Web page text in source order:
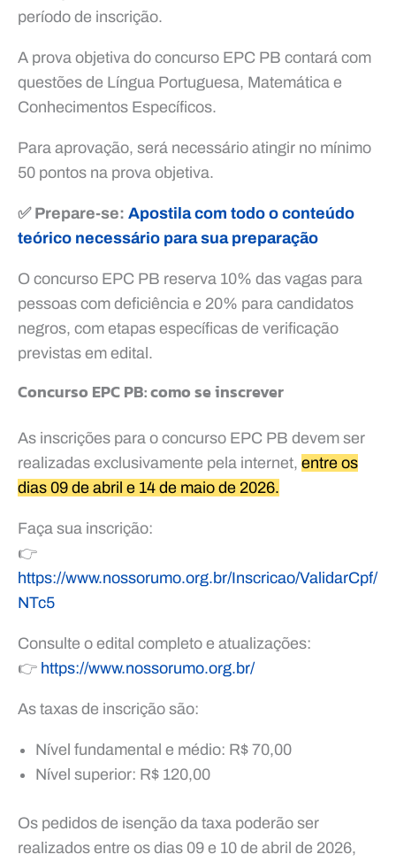
período de inscrição.
A prova objetiva do concurso EPC PB contará com
questões de Língua Portuguesa, Matemática e
Conhecimentos Específicos.
Para aprovação, será necessário atingir no mínimo
50 pontos na prova objetiva.
✅ Prepare-se: Apostila com todo o conteúdo
teórico necessário para sua preparação
O concurso EPC PB reserva 10% das vagas para
pessoas com deficiência e 20% para candidatos
negros, com etapas específicas de verificação
previstas em edital.
Concurso EPC PB: como se inscrever
As inscrições para o concurso EPC PB devem ser
realizadas exclusivamente pela internet, entre os
dias 09 de abril e 14 de maio de 2026.
Faça sua inscrição:
👉
https://www.nossorumo.org.br/Inscricao/ValidarCpf/
NTc5
Consulte o edital completo e atualizações:
👉 https://www.nossorumo.org.br/
As taxas de inscrição são:
Nível fundamental e médio: R$ 70,00
Nível superior: R$ 120,00
Os pedidos de isenção da taxa poderão ser
realizados entre os dias 09 e 10 de abril de 2026,